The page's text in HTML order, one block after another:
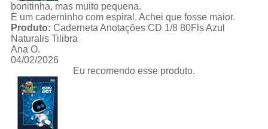
bonitinha, mas muito pequena.
È um caderninho com espiral. Achei que fosse maior.
Produto: Caderneta Anotações CD 1/8 80Fls Azul
Naturalis Tilibra
Ana O.
04/02/2026
Eu recomendo esse produto.